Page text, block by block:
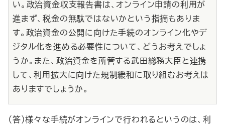
い。政治資金収支報告書は、オンライン申請の利用が
進まず、税金の無駄ではないかという指摘もありま
す。政治資金の公開に向けた手続のオンライン化やデ
ジタル化を進める必要性について、どうお考えでしょ
うか。また、政治資金を所管する武田総務大臣と連携
して、利用拡大に向けた規制緩和に取り組むお考えは
ありますでしょうか。
（答）様々な手続がオンラインで行われるというのは、利